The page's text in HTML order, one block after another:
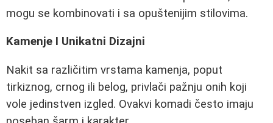
mogu se kombinovati i sa opuštenijim stilovima.
Kamenje I Unikatni Dizajni
Nakit sa različitim vrstama kamenja, poput
tirkiznog, crnog ili belog, privlači pažnju onih koji
vole jedinstven izgled. Ovakvi komadi često imaju